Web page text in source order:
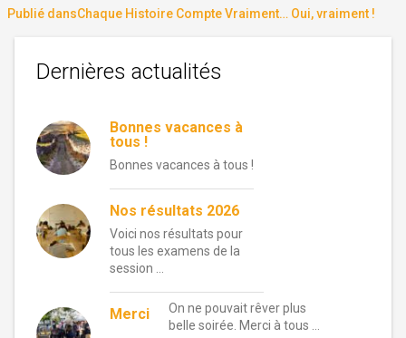
Navigation
de
l’article
Publié dansChaque Histoire Compte Vraiment… Oui, vraiment !
Dernières actualités
Bonnes vacances à
tous !
Bonnes vacances à tous !
Nos résultats 2026
Voici nos résultats pour
tous les examens de la
session …
Merci
On ne pouvait rêver plus
belle soirée. Merci à tous …